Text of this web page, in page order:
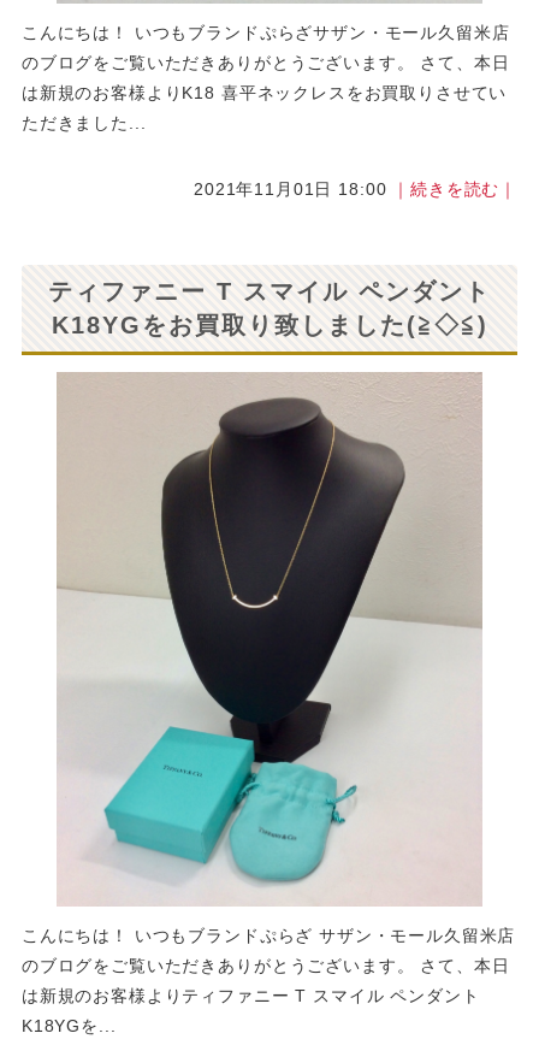
こんにちは！ いつもブランドぷらざサザン・モール久留米店
のブログをご覧いただきありがとうございます。 さて、本日
は新規のお客様よりK18 喜平ネックレスをお買取りさせてい
ただきました...
2021年11月01日 18:00 ｜続きを読む｜
ティファニー T スマイル ペンダント
K18YGをお買取り致しました(≧◇≦)
こんにちは！ いつもブランドぷらざ サザン・モール久留米店
のブログをご覧いただきありがとうございます。 さて、本日
は新規のお客様よりティファニー T スマイル ペンダント
K18YGを...